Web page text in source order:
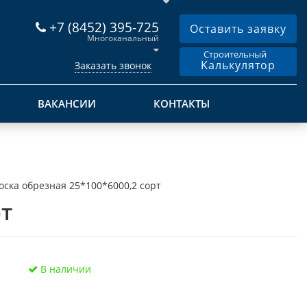
+7 (8452) 395-725
Многоканальный
Заказать звонок
Оставить заявку
Kалькулятор
Строительный
ВАКАНСИИ КОНТАКТЫ
обрезная 25*100*6000,2 сорт
В наличии